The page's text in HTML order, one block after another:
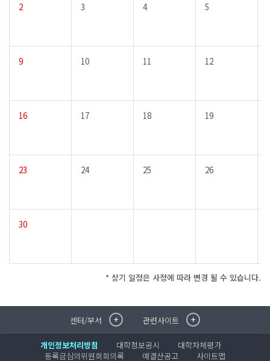
2 3 4 5
9 10 11 12
16 17 18 19
23 24 25 26
30
* 상기 일정은 사정에 따라 변경 될 수 있습니다.
센터/부서취·창업지원센터
국제대학교 입학안내
학술정보원
관련사이트이메일무단수집거부
무선인터넷이용안내
포탈사이트
개인정보처리방침 대학정보공시
대학자체평가
등록금심의위원회회의록
예결산공고 사이트맵